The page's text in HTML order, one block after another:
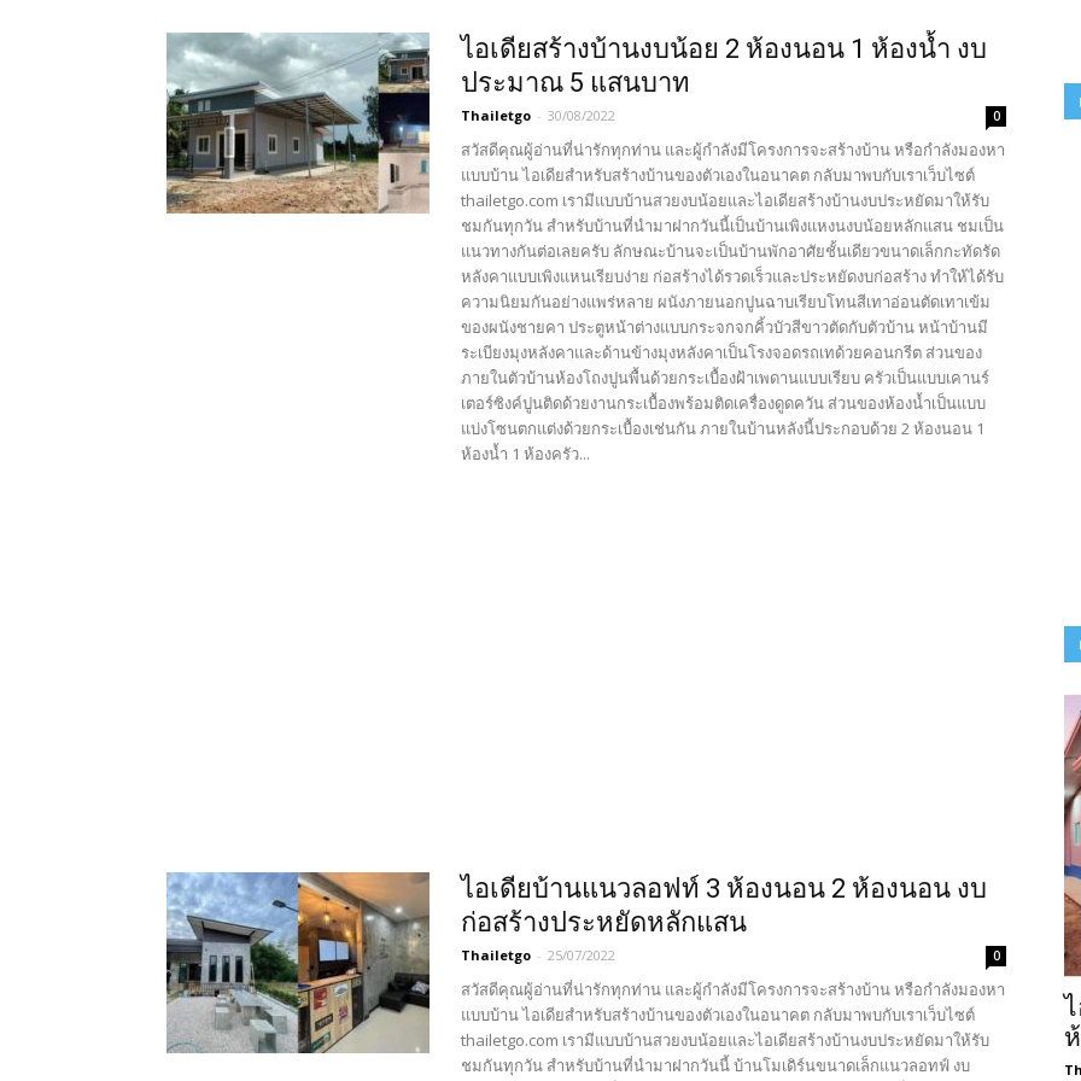
ไอเดียสร้างบ้านงบน้อย 2 ห้องนอน 1 ห้องน้ำ งบ
ประมาณ 5 แสนบาท
Thailetgo - 30/08/2022 0
สวัสดีคุณผู้อ่านที่น่ารักทุกท่าน และผู้กำลังมีโครงการจะสร้างบ้าน หรือกำลังมองหา
แบบบ้าน ไอเดียสำหรับสร้างบ้านของตัวเองในอนาคต กลับมาพบกับเราเว็บไซต์
thailetgo.com เรามีแบบบ้านสวยงบน้อยและไอเดียสร้างบ้านงบประหยัดมาให้รับ
ชมกันทุกวัน สำหรับบ้านที่นำมาฝากวันนี้เป็นบ้านเพิงแหงนงบน้อยหลักแสน ชมเป็น
แนวทางกันต่อเลยครับ ลักษณะบ้านจะเป็นบ้านพักอาศัยชั้นเดียวขนาดเล็กกะทัดรัด
หลังคาแบบเพิงแหนเรียบง่าย ก่อสร้างได้รวดเร็วและประหยัดงบก่อสร้าง ทำให้ได้รับ
ความนิยมกันอย่างแพร่หลาย ผนังภายนอกปูนฉาบเรียบโทนสีเทาอ่อนตัดเทาเข้ม
ของผนังชายคา ประตูหน้าต่างแบบกระจกจกคิ้วบัวสีขาวตัดกับตัวบ้าน หน้าบ้านมี
ระเบียงมุงหลังคาและด้านข้างมุงหลังคาเป็นโรงจอดรถเทด้วยคอนกรีต ส่วนของ
ภายในตัวบ้านห้องโถงปูนพื้นด้วยกระเบื้องฝ้าเพดานแบบเรียบ ครัวเป็นแบบเคานร์
เตอร์ซิงค์ปูนติดด้วยงานกระเบื้องพร้อมติดเครื่องดูดควัน ส่วนของห้องน้ำเป็นแบบ
แบ่งโซนตกแต่งด้วยกระเบื้องเช่นกัน ภายในบ้านหลังนี้ประกอบด้วย 2 ห้องนอน 1
ห้องน้ำ 1 ห้องครัว...
ไอเดียบ้านแนวลอฟท์ 3 ห้องนอน 2 ห้องนอน งบ
ก่อสร้างประหยัดหลักแสน
Thailetgo - 25/07/2022 0
สวัสดีคุณผู้อ่านที่น่ารักทุกท่าน และผู้กำลังมีโครงการจะสร้างบ้าน หรือกำลังมองหา
แบบบ้าน ไอเดียสำหรับสร้างบ้านของตัวเองในอนาคต กลับมาพบกับเราเว็บไซต์
thailetgo.com เรามีแบบบ้านสวยงบน้อยและไอเดียสร้างบ้านงบประหยัดมาให้รับ
ชมกันทุกวัน สำหรับบ้านที่นำมาฝากวันนี้ บ้านโมเดิร์นขนาดเล็กแนวลอทฟ์ งบ